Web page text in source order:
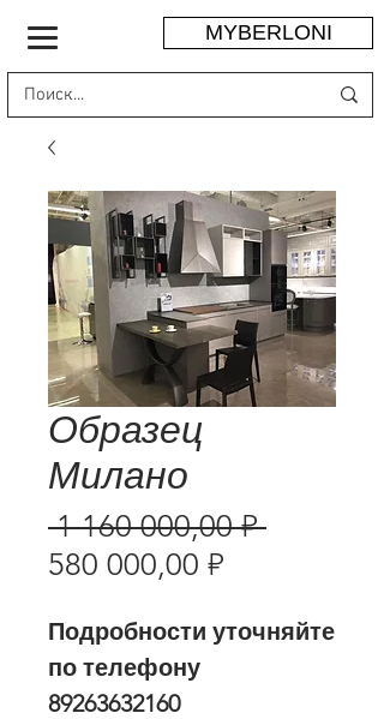
MYBERLONI
Образец
Милано
1 160 000,00 ₽ Обычная
580 000,00 ₽
Подробности уточняйте
по телефону
89263632160